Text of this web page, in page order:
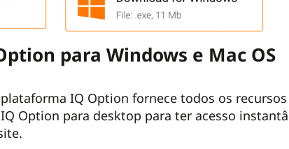
para Windows e Mac OS
IQ Option fornece todos os
Option para desktop para ter acesso